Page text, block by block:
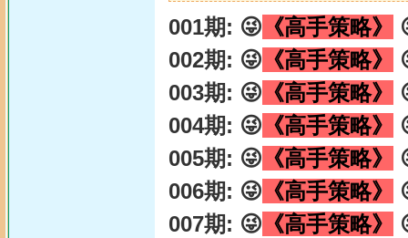
001期: 😜 《高手策略》
002期: 😜 《高手策略》
003期: 😜 《高手策略》
004期: 😜 《高手策略》
005期: 😜 《高手策略》
006期: 😜 《高手策略》
007期: 😜 《高手策略》